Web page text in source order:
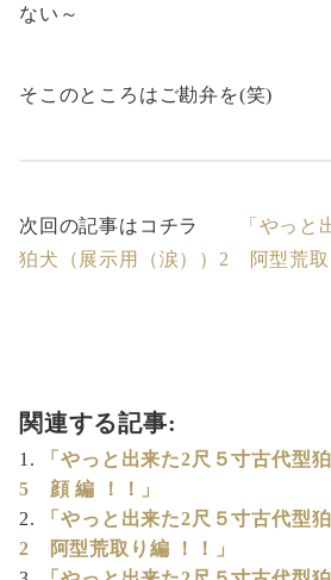
ない～
そこのところはご勘弁を(笑)
次回の記事はコチラ
「やっと
狛犬（展示用（涙））2 阿型荒取
関連する記事:
「やっと出来た2尺５寸古代型
5 顔 編 ！！」
「やっと出来た2尺５寸古代型
2 阿型荒取り編 ！！」